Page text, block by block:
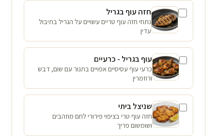
חזה עוף בגריל
נתחי חזה עוף טריים עשויים על הגריל בתיבול
עדין
עוף בגריל - כרעיים
כרעי עוף עסיסיים אפויים בתנור עם שום, דבש
ורוזמרין
שניצל ביתי
חזה עוף טרי בציפוי פירורי לחם מוזהבים
ושומשום פריך